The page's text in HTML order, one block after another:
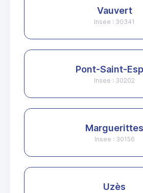
Vauvert
Insee : 30341
Pont-Saint-
Insee : 30202
Marguerittes
Insee : 30156
Uzès